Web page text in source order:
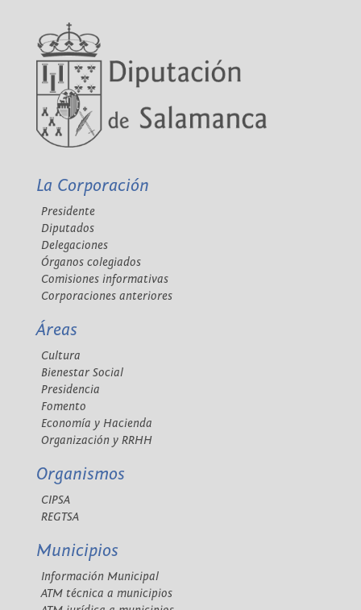
La Corporación
Presidente
Diputados
Delegaciones
Órganos colegiados
Comisiones informativas
Corporaciones anteriores
Áreas
Cultura
Bienestar Social
Presidencia
Fomento
Economía y Hacienda
Organización y RRHH
Organismos
CIPSA
REGTSA
Municipios
Información Municipal
ATM técnica a municipios